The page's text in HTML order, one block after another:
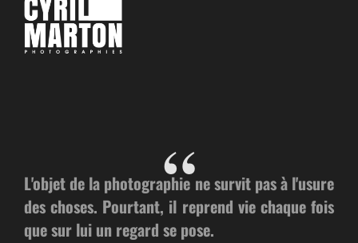
L'objet de la photographie ne survit pas à l'usure
des choses. Pourtant, il reprend vie chaque fois
que sur lui un regard se pose.